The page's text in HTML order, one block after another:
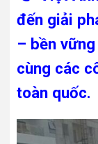
đến giải
– bền
cùng các
toàn quốc.